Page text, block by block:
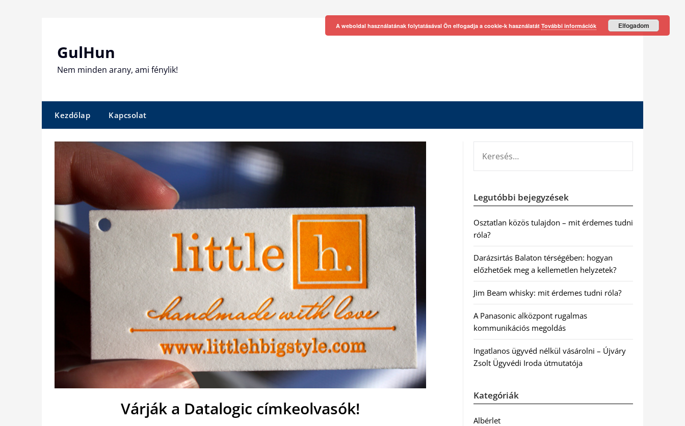
GulHun
Nem minden arany, ami fénylik!
Kezdőlap Kapcsolat
Várják a Datalogic címkeolvasók!
Legutóbbi bejegyzések
Osztatlan közös tulajdon – mit érdemes tudni
róla?
Darázsirtás Balaton térségében: hogyan
előzhetőek meg a kellemetlen helyzetek?
Jim Beam whisky: mit érdemes tudni róla?
A Panasonic alközpont rugalmas
kommunikációs megoldás
Ingatlanos ügyvéd nélkül vásárolni – Újváry
Zsolt Ügyvédi Iroda útmutatója
Kategóriák
Albérlet
A weboldal használatának folytatásával Ön elfogadja a cookie-k használatát További információk Elfogadom